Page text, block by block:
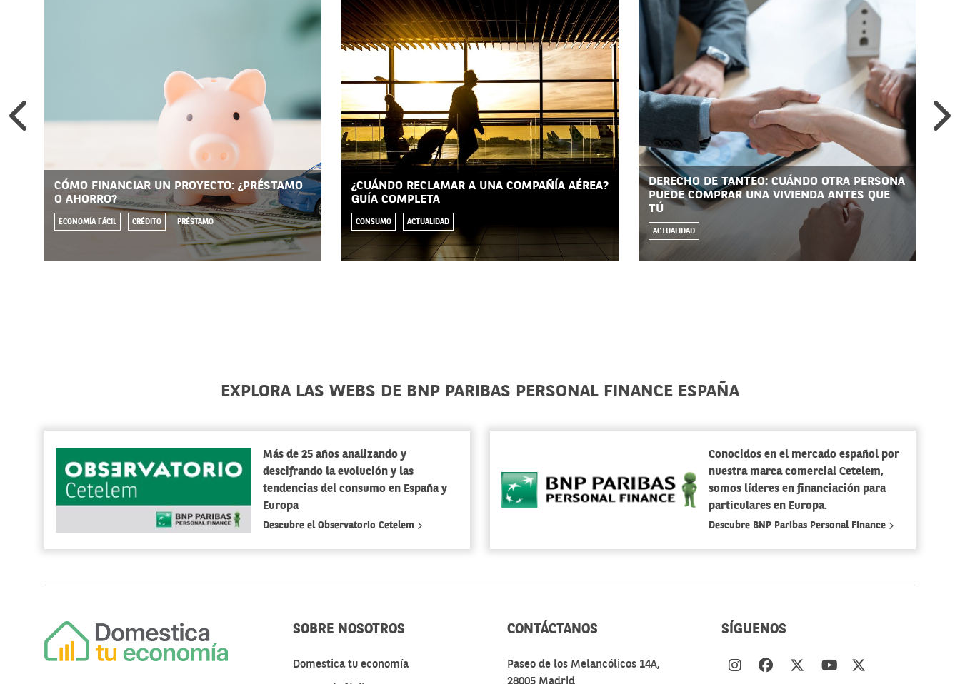
CÓMO FINANCIAR UN PROYECTO: ¿PRÉSTAMO
O AHORRO?
ECONOMÍA FÁCIL CRÉDITO PRÉSTAMO
¿CUÁNDO RECLAMAR A UNA COMPAÑÍA AÉREA?
GUÍA COMPLETA
CONSUMO ACTUALIDAD
DERECHO DE TANTEO: CUÁNDO OTRA PERSONA
PUEDE COMPRAR UNA VIVIENDA ANTES QUE
TÚ
ACTUALIDAD
EXPLORA LAS WEBS DE BNP PARIBAS PERSONAL FINANCE ESPAÑA
Más de 25 años analizando y
descifrando la evolución y las
tendencias del consumo en España y
Europa
Descubre el Observatorio Cetelem
Conocidos en el mercado español por
nuestra marca comercial Cetelem,
somos líderes en financiación para
particulares en Europa.
Descubre BNP Paribas Personal Finance
SOBRE NOSOTROS
Domestica tu economía
CONTÁCTANOS
Paseo de los Melancólicos 14A,
SÍGUENOS